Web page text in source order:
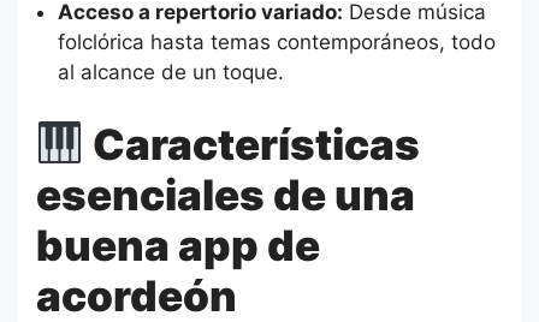
Acceso a repertorio variado: Desde música
folclórica hasta temas contemporáneos, todo
al alcance de un toque.
Características
esenciales de una
buena app de
acordeón